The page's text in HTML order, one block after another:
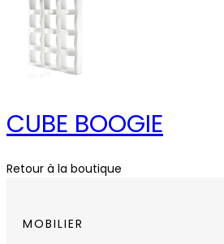
CUBE BOOGIE
Retour à la boutique
MOBILIER